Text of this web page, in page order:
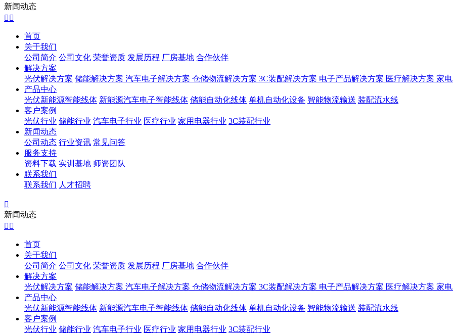
新闻动态
 
首页
关于我们
公司简介 公司文化 荣誉资质 发展历程 厂房基地 合作伙伴
解决方案
光伏解决方案 储能解决方案 汽车电子解决方案 仓储物流解决方案 3C装配解决方案 电子产品解决方案 医疗解决方案 家
产品中心
光伏新能源智能线体 新能源汽车电子智能线体 储能自动化线体 单机自动化设备 智能物流输送 装配流水线
客户案例
光伏行业 储能行业 汽车电子行业 医疗行业 家用电器行业 3C装配行业
新闻动态
公司动态 行业资讯 常见问答
服务支持
资料下载 实训基地 师资团队
联系我们
联系我们 人才招聘

新闻动态
 
首页
关于我们
公司简介 公司文化 荣誉资质 发展历程 厂房基地 合作伙伴
解决方案
光伏解决方案 储能解决方案 汽车电子解决方案 仓储物流解决方案 3C装配解决方案 电子产品解决方案 医疗解决方案 家
产品中心
光伏新能源智能线体 新能源汽车电子智能线体 储能自动化线体 单机自动化设备 智能物流输送 装配流水线
客户案例
光伏行业 储能行业 汽车电子行业 医疗行业 家用电器行业 3C装配行业